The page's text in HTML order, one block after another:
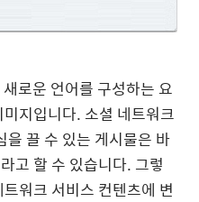
로운 언어를 구성하는 요
지입니다. 소셜 네트워크
을 끌 수 있는 게시물은 바
고 할 수 있습니다. 그렇
워크 서비스 컨텐츠에 변